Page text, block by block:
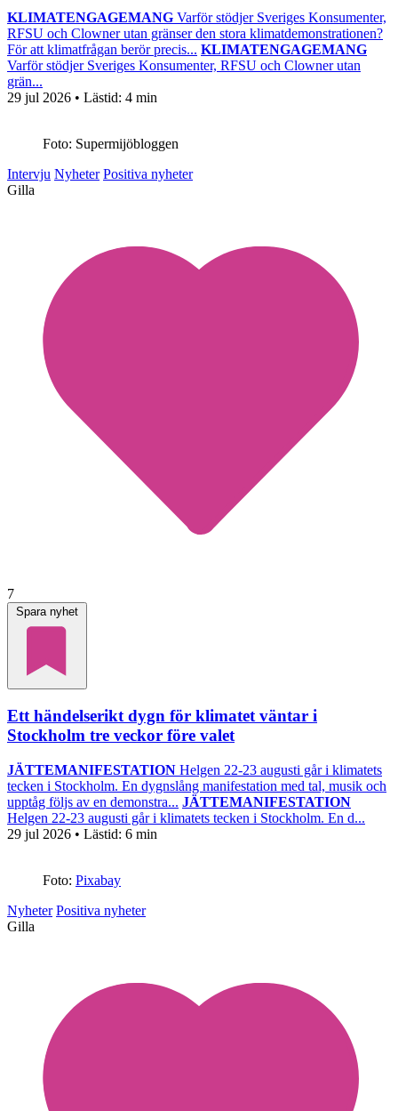
KLIMATENGAGEMANG Varför stödjer Sveriges Konsumenter,
RFSU och Clowner utan gränser den stora klimatdemonstrationen?
För att klimatfrågan berör precis... KLIMATENGAGEMANG
Varför stödjer Sveriges Konsumenter, RFSU och Clowner utan
grän...
29 jul 2026 • Lästid: 4 min
Foto: Supermijöbloggen
Intervju Nyheter Positiva nyheter
Gilla
7
Spara nyhet
Ett händelserikt dygn för klimatet väntar i
Stockholm tre veckor före valet
JÄTTEMANIFESTATION Helgen 22-23 augusti går i klimatets
tecken i Stockholm. En dygnslång manifestation med tal, musik och
upptåg följs av en demonstra... JÄTTEMANIFESTATION
Helgen 22-23 augusti går i klimatets tecken i Stockholm. En d...
29 jul 2026 • Lästid: 6 min
Foto: Pixabay
Nyheter Positiva nyheter
Gilla